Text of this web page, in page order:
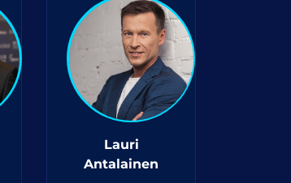
Lauri
Antalainen